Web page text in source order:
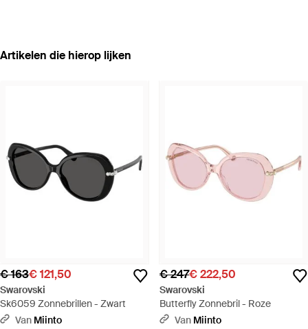
Artikelen die hierop lijken
€ 163€ 121,50
Swarovski
Sk6059 Zonnebrillen - Zwart
Van Miinto
€ 247€ 222,50
Swarovski
Butterfly Zonnebril - Roze
Van Miinto